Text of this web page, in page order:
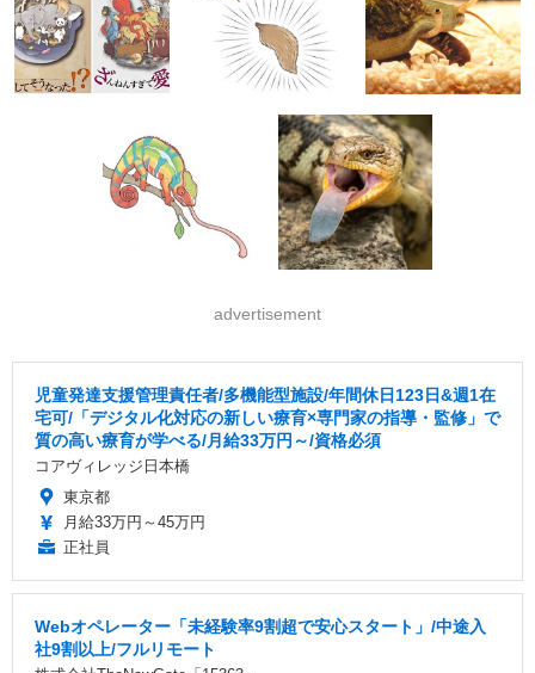
advertisement
児童発達支援管理責任者/多機能型施設/年間休日123日&週1在
宅可/「デジタル化対応の新しい療育×専門家の指導・監修」で
質の高い療育が学べる/月給33万円～/資格必須
コアヴィレッジ日本橋
東京都
月給33万円～45万円
正社員
Webオペレーター「未経験率9割超で安心スタート」/中途入
社9割以上/フルリモート